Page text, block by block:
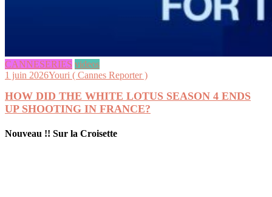
CANNESERIES videos
1 juin 2026Youri ( Cannes Reporter )
HOW DID THE WHITE LOTUS SEASON 4 ENDS
UP SHOOTING IN FRANCE?
Nouveau !! Sur la Croisette